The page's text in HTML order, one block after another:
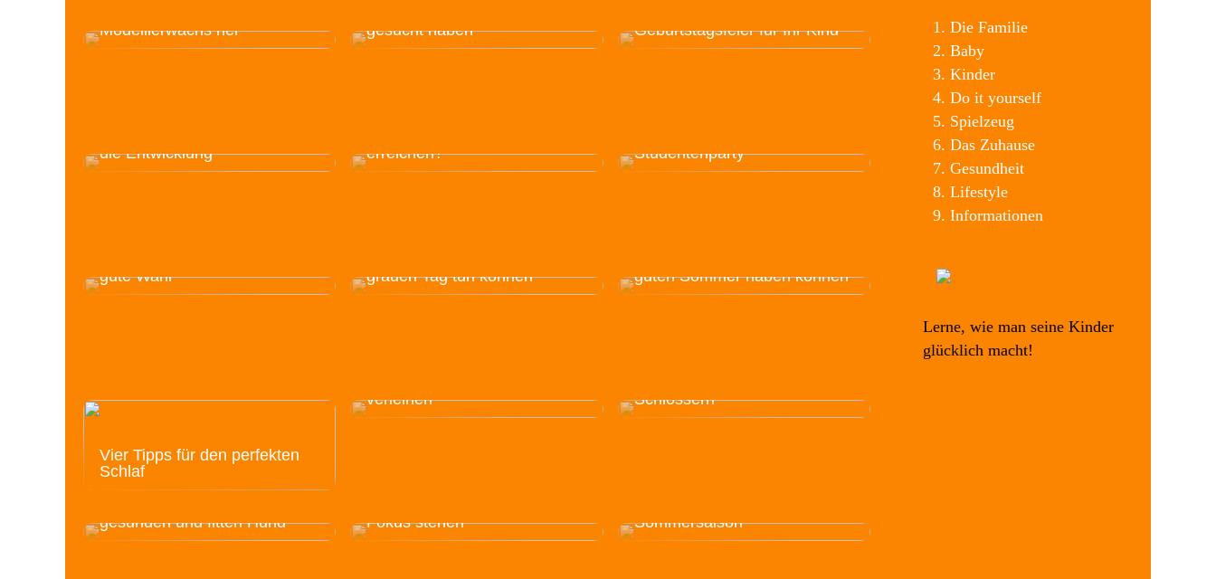
Modellierwachs her
gesucht haben
Geburtstagsfeier für Ihr Kind
die Entwicklung
erreichen?
Studentenparty
gute Wahl
grauen Tag tun können
guten Sommer haben können
Vier Tipps für den perfekten
Schlaf
verleihen
Schlössern
gesunden und fitten Hund
Fokus stehen
Sommersaison
Die Familie
Baby
Kinder
Do it yourself
Spielzeug
Das Zuhause
Gesundheit
Lifestyle
Informationen
Lerne, wie man seine Kinder
glücklich macht!